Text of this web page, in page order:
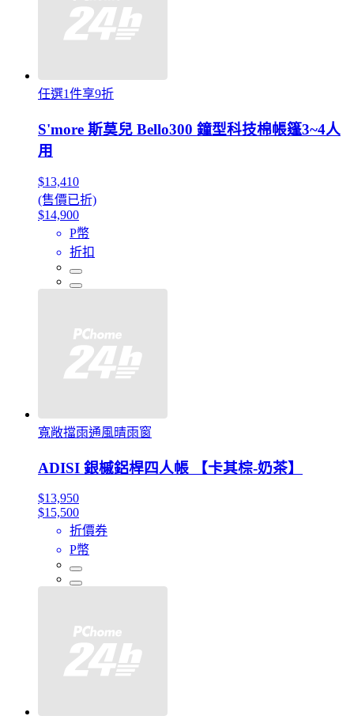
任選1件享9折
S'more 斯莫兒 Bello300 鐘型科技棉帳篷3~4人
用
$13,410
(售價已折)
$14,900
P幣
折扣
寬敞擋雨通風晴雨窗
ADISI 銀槭鋁桿四人帳 【卡其棕-奶茶】
$13,950
$15,500
折價券
P幣